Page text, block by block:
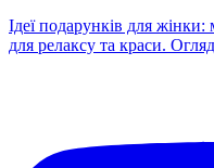
Ідеї подарунків для
для релаксу та краси.